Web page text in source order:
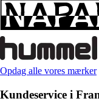
Opdag alle vores mærker
Kundeservice i